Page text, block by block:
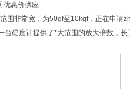
优惠价供应
围非常宽，为50gf至10kgf，正在申
硬度计提供了*大范围的放大倍数，